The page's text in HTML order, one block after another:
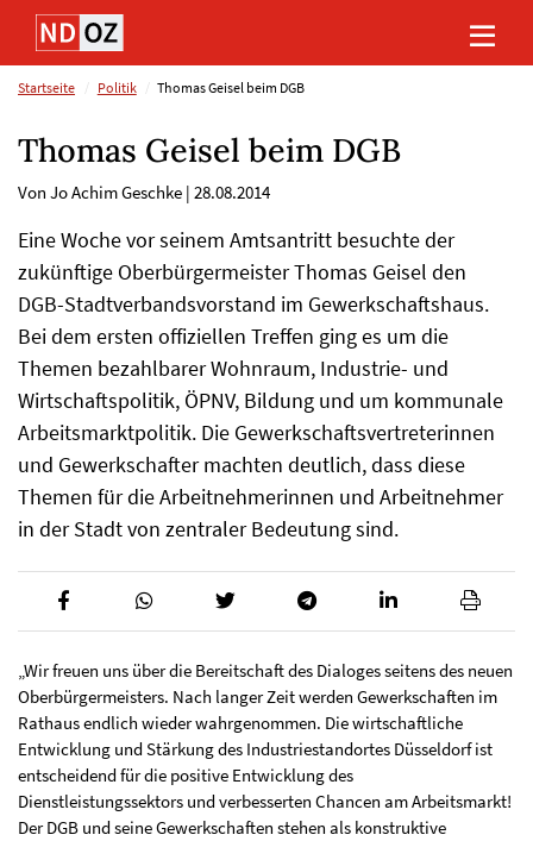
Direkt
Inhalt
(Eingabetaste)
Direkt
Hauptmenu
(Eingabetaste)
Direkt
Suche
(Eingabetaste)
Direkt
Footer
(Eingabetaste)
Startseite Politik Thomas Geisel beim DGB
Thomas Geisel beim DGB
Von Jo Achim Geschke | 28.08.2014
Eine Woche vor seinem Amtsantritt besuchte der
zukünftige Oberbürgermeister Thomas Geisel den
DGB-Stadtverbandsvorstand im Gewerkschaftshaus.
Bei dem ersten offiziellen Treffen ging es um die
Themen bezahlbarer Wohnraum, Industrie- und
Wirtschaftspolitik, ÖPNV, Bildung und um kommunale
Arbeitsmarktpolitik. Die Gewerkschaftsvertreterinnen
und Gewerkschafter machten deutlich, dass diese
Themen für die Arbeitnehmerinnen und Arbeitnehmer
in der Stadt von zentraler Bedeutung sind.
„Wir freuen uns über die Bereitschaft des Dialoges seitens des neuen
Oberbürgermeisters. Nach langer Zeit werden Gewerkschaften im
Rathaus endlich wieder wahrgenommen. Die wirtschaftliche
Entwicklung und Stärkung des Industriestandortes Düsseldorf ist
entscheidend für die positive Entwicklung des
Dienstleistungssektors und verbesserten Chancen am Arbeitsmarkt!
Der DGB und seine Gewerkschaften stehen als konstruktive